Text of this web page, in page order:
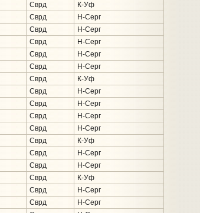
Сврд
К-Уф
Сврд
Н-Серг
Сврд
Н-Серг
Сврд
Н-Серг
Сврд
Н-Серг
Сврд
Н-Серг
Сврд
К-Уф
Сврд
Н-Серг
Сврд
Н-Серг
Сврд
Н-Серг
Сврд
Н-Серг
Сврд
К-Уф
Сврд
Н-Серг
Сврд
Н-Серг
Сврд
К-Уф
Сврд
Н-Серг
Сврд
Н-Серг